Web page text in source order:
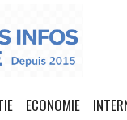
ECONOMIE